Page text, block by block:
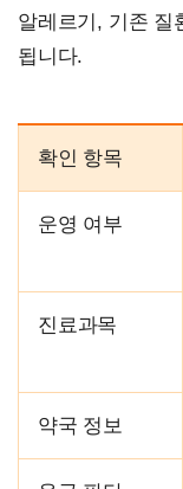
알레르기, 기존 질
됩니다.
확인 항목
운영 여부
진료과목
약국 정보